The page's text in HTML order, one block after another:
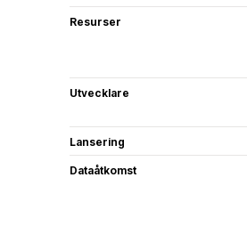
Resurser
Utvecklare
Lansering
Dataåtkomst